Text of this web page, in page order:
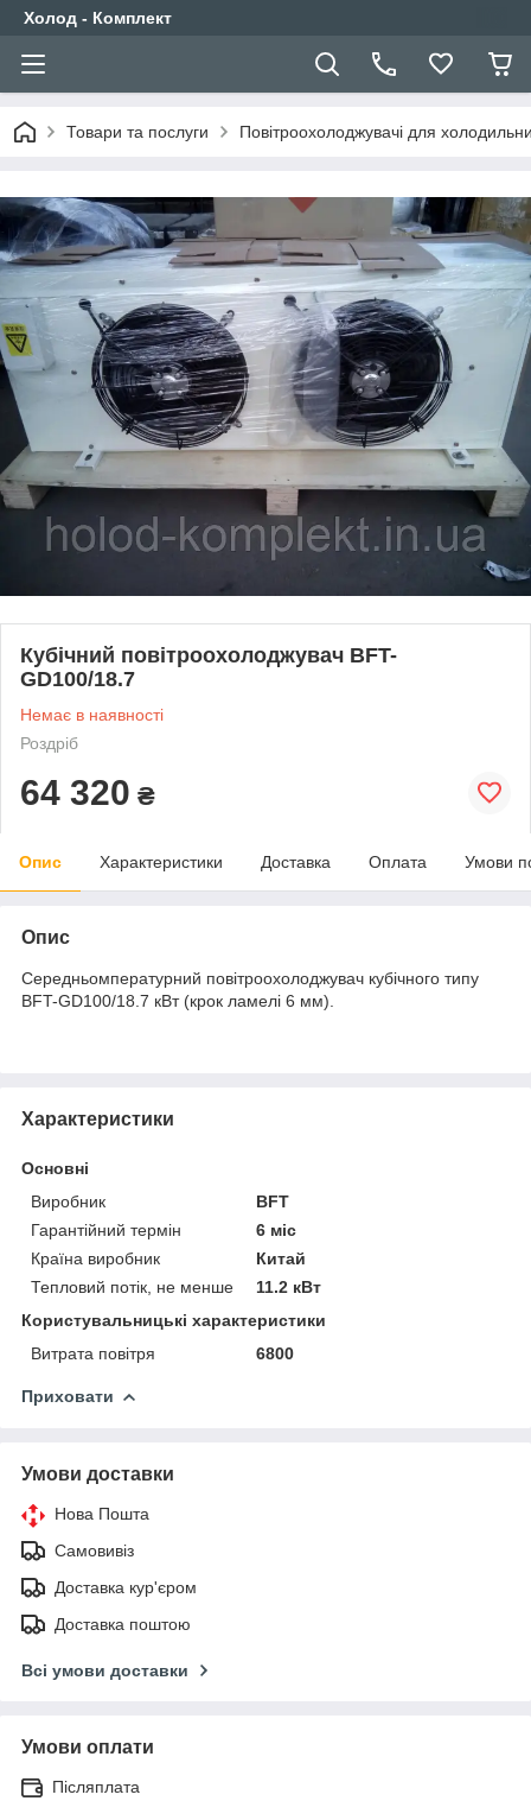
Холод - Комплект
Товари та послуги Повітроохолоджувачі для
Кубічний повітроохолоджувач BFT-
GD100/18.7
Немає в наявності
Роздріб
64 320 ₴
Опис Характеристики Доставка Оплата Умови
Опис
Середньомпературний повітроохолоджувач кубічного типу
BFT-GD100/18.7 кВт (крок ламелі 6 мм).
Характеристики
Основні
Виробник
BFT
Гарантійний термін
6 міс
Країна виробник
Китай
Тепловий потік, не менше
11.2 кВт
Користувальницькі характеристики
Витрата повітря
6800
Приховати
Умови доставки
Нова Пошта
Самовивіз
Доставка кур'єром
Доставка поштою
Всі умови доставки
Умови оплати
Післяплата